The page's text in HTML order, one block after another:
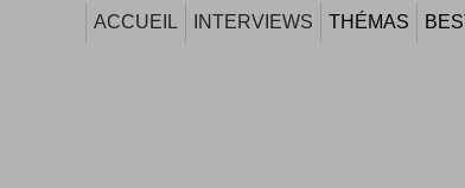
ACCUEIL INTERVIEWS THÉMAS